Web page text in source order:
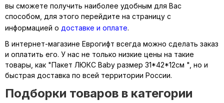
вы сможете получить наиболее удобным для Вас
способом, для этого перейдите на страницу с
информацией о доставке и оплате.
В интернет-магазине Еврогифт всегда можно сделать заказ
и оплатить его. У нас не только низкие цены на такие
товары, как "Пакет ЛЮКС Baby размер 31*42*12см ", но и
быстрая доставка по всей территории России.
Подборки товаров в категории